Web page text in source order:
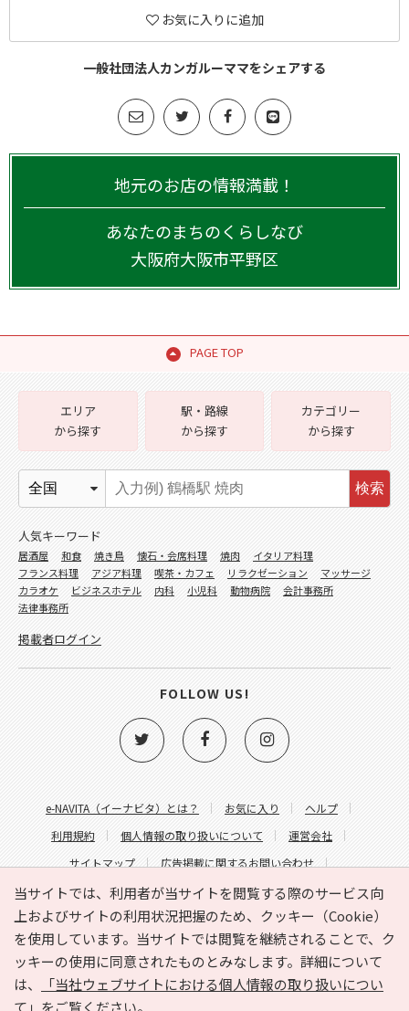
お気に入りに追加
一般社団法人カンガルーママをシェアする
地元のお店の情報満載！
あなたのまちのくらしなび
大阪府大阪市平野区
PAGE TOP
当サイトでは、利用者が当サイトを閲覧する際のサービス向
上およびサイトの利用状況把握のため、クッキー（Cookie）
を使用しています。当サイトでは閲覧を継続されることで、ク
ッキーの使用に同意されたものとみなします。詳細について
は、
「当社ウェブサイトにおける個人情報の取り扱いについ
て」 をご覧ください。
e-NAVITA（イーナビタ）とは？ お気に入り
ヘルプ
利用規約
個人情報の取り扱いについて
運営会社
サイトマップ
広告掲載に関するお問い合わせ
サイトの内容に関するお問い合わせ
エリア
から探す
駅・路線
から探す
カテゴリー
から探す
検索
人気キーワード
居酒屋 和食 焼き鳥 懐石・会席料理 焼肉
イタリア料理
フランス料理
アジア料理 喫茶・カフェ リラクゼーション
マッサージ
カラオケ
ビジネスホテル 内科 小児科 動物病院
会計事務所
法律事務所
掲載者ログイン
FOLLOW US!
Copyright © HYOJITO.Co.,Ltd. All Rights Reserved.